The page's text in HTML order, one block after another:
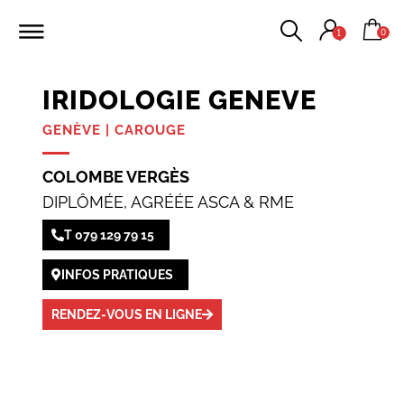
1 0
IRIDOLOGIE GENEVE
GENÈVE | CAROUGE
COLOMBE VERGÈS
DIPLÔMÉE, AGRÉÉE ASCA & RME
T 079 129 79 15
INFOS PRATIQUES
RENDEZ-VOUS EN LIGNE